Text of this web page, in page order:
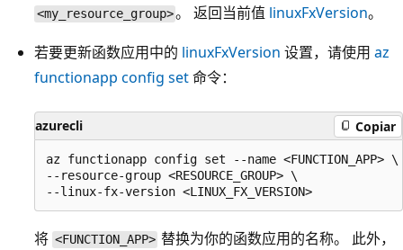
<my_resource_group>。 返回当前值 linuxFxVersion。
若要更新函数应用中的 linuxFxVersion 设置，请使用 az
functionapp config set命令：
azurecli Copiar
az functionapp config set --name <FUNCTION_APP> \
--resource-group <RESOURCE_GROUP> \
将 <FUNCTION_APP> 替换为你的函数应用的名称。 此外，